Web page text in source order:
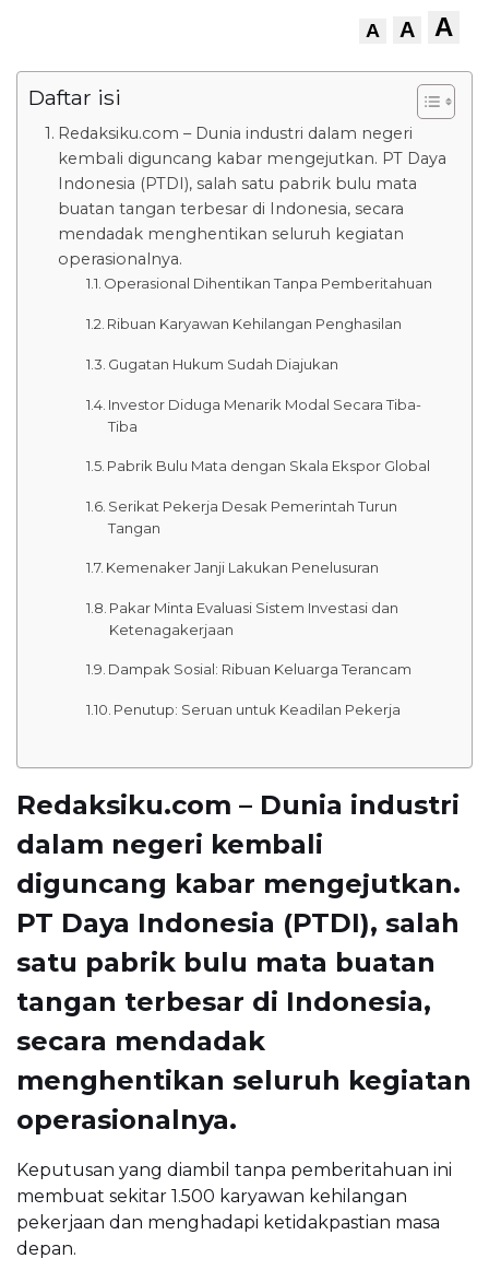
A A A
Daftar isi
Redaksiku.com – Dunia industri dalam negeri
kembali diguncang kabar mengejutkan. PT Daya
Indonesia (PTDI), salah satu pabrik bulu mata
buatan tangan terbesar di Indonesia, secara
mendadak menghentikan seluruh kegiatan
operasionalnya.
Operasional Dihentikan Tanpa Pemberitahuan
Ribuan Karyawan Kehilangan Penghasilan
Gugatan Hukum Sudah Diajukan
Investor Diduga Menarik Modal Secara Tiba-
Tiba
Pabrik Bulu Mata dengan Skala Ekspor Global
Serikat Pekerja Desak Pemerintah Turun
Tangan
Kemenaker Janji Lakukan Penelusuran
Pakar Minta Evaluasi Sistem Investasi dan
Ketenagakerjaan
Dampak Sosial: Ribuan Keluarga Terancam
Penutup: Seruan untuk Keadilan Pekerja
Redaksiku.com – Dunia industri
dalam negeri kembali
diguncang kabar mengejutkan.
PT Daya Indonesia (PTDI), salah
satu pabrik bulu mata buatan
tangan terbesar di Indonesia,
secara mendadak
menghentikan seluruh kegiatan
operasionalnya.
Keputusan yang diambil tanpa pemberitahuan ini
membuat sekitar 1.500 karyawan kehilangan
pekerjaan dan menghadapi ketidakpastian masa
depan.